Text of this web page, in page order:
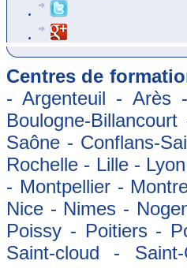
Centres de
- Argenteuil - Arès
Boulogne-
Saône - Conflans-
Rochelle - Lille -
- Montpellier -
Nice - Nimes -
Poissy - Poitiers -
Saint-cloud -